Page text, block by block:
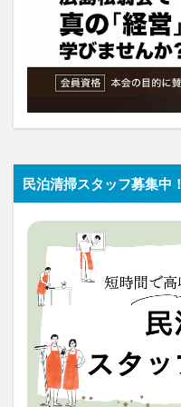
民泊清掃スタッフ募集中！